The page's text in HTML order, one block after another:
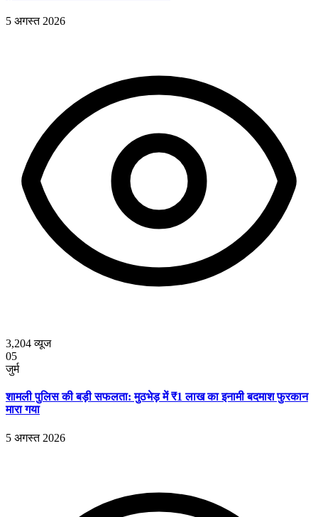
5 अगस्त 2026
3,204व्यूज
05
जुर्म
शामली पुलिस की बड़ी सफलता: मुठभेड़ में ₹1 लाख का इनामी बदमाश फुरकान
मारा गया
5 अगस्त 2026